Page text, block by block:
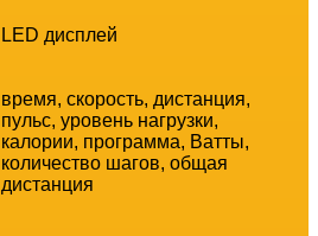
LED дисплей
время, скорость, дистанция,
пульс, уровень нагрузки,
калории, программа, Ватты,
количество шагов, общая
дистанция